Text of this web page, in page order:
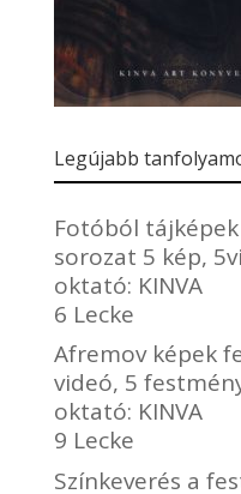
Legújabb
Fotóból
sorozat 5 kép,
oktató: KINVA
6 Lecke
Afremov képek
videó, 5
oktató: KINVA
9 Lecke
Színkeverés a